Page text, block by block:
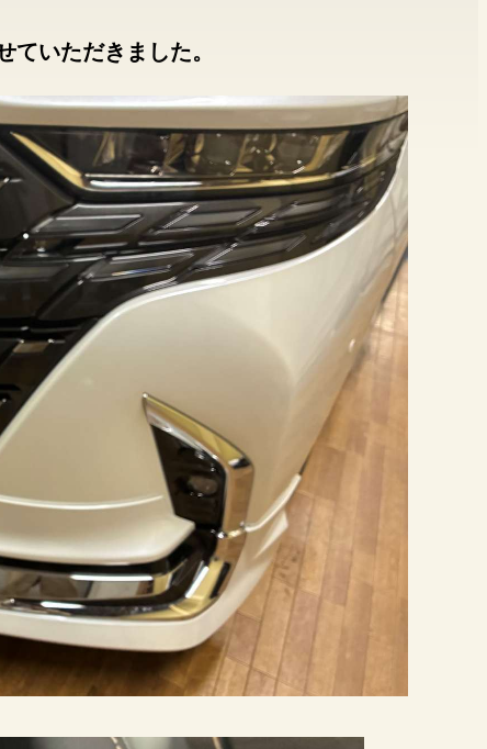
いただきました。